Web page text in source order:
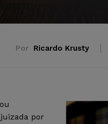
Por Ricardo Krusty
por